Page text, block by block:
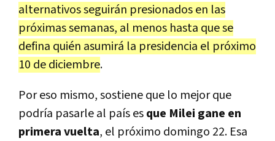
alternativos seguirán presionados en las
próximas semanas, al menos hasta que se
defina quién asumirá la presidencia el próximo
10 de diciembre.
Por eso mismo, sostiene que lo mejor que
podría pasarle al país esque Milei gane en
primera vuelta, el próximo domingo 22. Esa